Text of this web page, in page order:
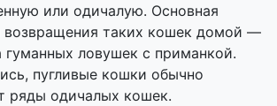
или одичалую. Основная
возвращения таких кошек домой —
гуманных ловушек с приманкой.
пугливые кошки обычно
ряды одичалых кошек.